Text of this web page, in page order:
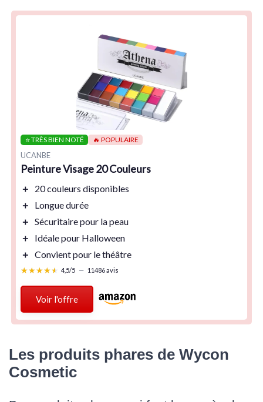
⭐ TRÈS BIEN NOTÉ 🔥 POPULAIRE
UCANBE
Peinture Visage 20 Couleurs
＋ 20 couleurs disponibles
＋
Longue durée
＋ Sécuritairepour la peau
＋
Idéale pour Halloween
＋ Convient pour le théâtre
★★★★★
★★★★★ 4,5/5 — 11486 avis
Voir l'offre
Les produits phares de Wycon
Cosmetic